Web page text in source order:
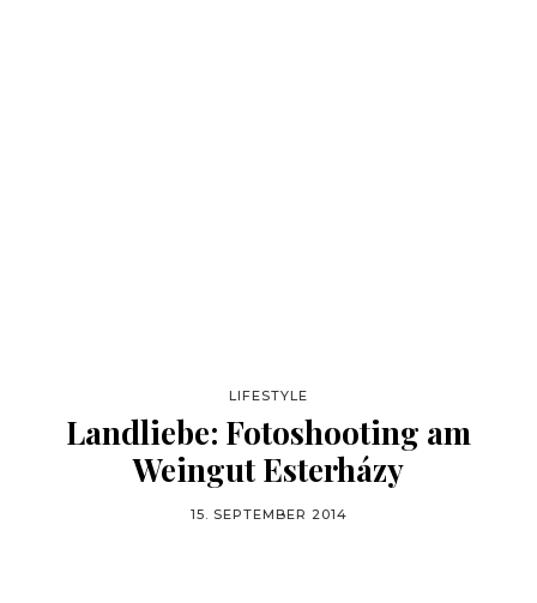
LIFESTYLE
Landliebe: Fotoshooting am
Weingut Esterházy
15. SEPTEMBER 2014